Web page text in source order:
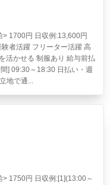
> 1700円 日収例:13,600円
者活躍 フリーター活躍 高
活かせる 制服あり 給与前払
] 09:30～18:30 日払い・週
地で通...
> 1750円 日収例:[1](13:00～